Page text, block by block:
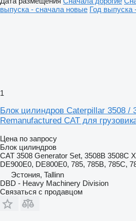
выпуска - сначала новые Год выпуска
1
Блок цилиндров Caterpillar 3508 /
Remanufactured CAT для
Цена по запросу
Блок цилиндров
CAT 3508 Generator Set, 3508B 3508C
DE900E0, DE800E0, 785, 785B, 785C,
Эстония, Tallinn
DBD - Heavy Machinery Division
Связаться с продавцом